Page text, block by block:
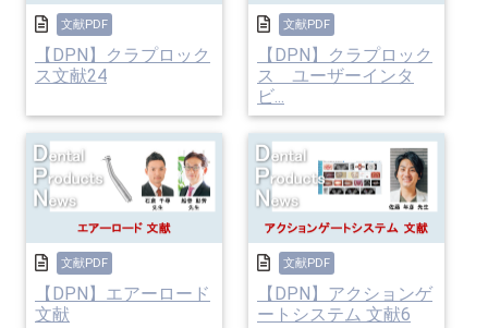
文献PDF
【DPN】クラプロック
ス文献24
文献PDF
【DPN】クラプロック
ス ユーザーインタ
ビ...
文献PDF
【DPN】エアーロード
文献
文献PDF
【DPN】アクションゲ
ートシステム 文献6